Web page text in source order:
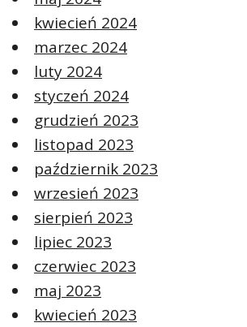
kwiecień 2024
marzec 2024
luty 2024
styczeń 2024
grudzień 2023
listopad 2023
październik 2023
wrzesień 2023
sierpień 2023
lipiec 2023
czerwiec 2023
maj 2023
kwiecień 2023